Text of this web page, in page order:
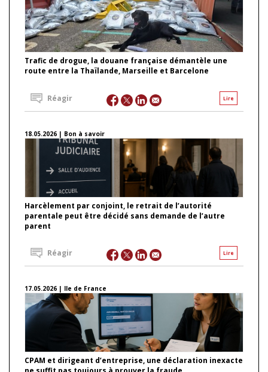
Trafic de drogue, la douane française démantèle une
route entre la Thaïlande, Marseille et Barcelone
Lire
Réagir
18.05.2026 | Bon à savoir
Harcèlement par conjoint, le retrait de l’autorité
parentale peut être décidé sans demande de l’autre
parent
Lire
Réagir
17.05.2026 | Ile de France
CPAM et dirigeant d’entreprise, une déclaration inexacte